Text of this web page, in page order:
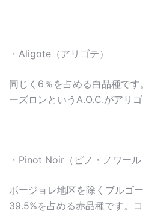
・Aligote（アリゴテ）
同じく6％を占める白品種で
ーズロンというA.O.C.がアリ
・Pinot Noir（ピノ・ノワール
ボージョレ地区を除くブルゴ
39.5%を占める赤品種です。